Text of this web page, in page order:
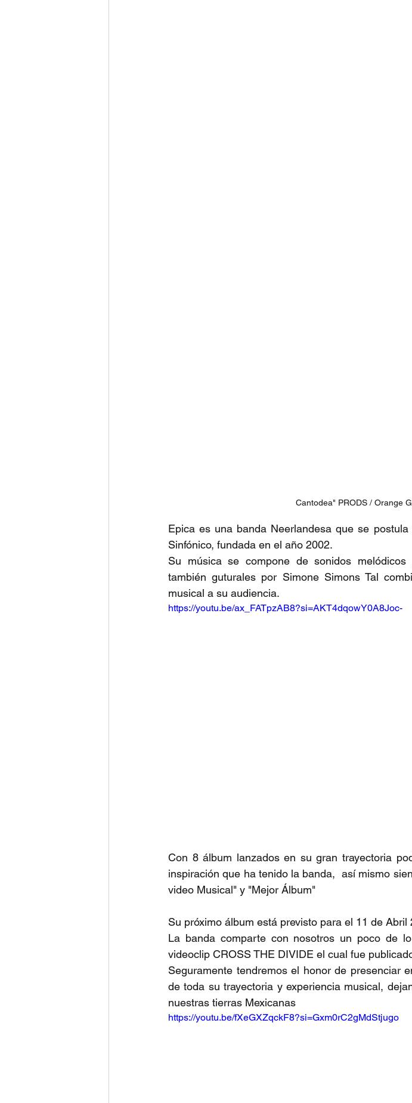
Cantodea" PRODS / Orange
Epica es una banda Neerlandesa que se
Sinfónico, fundada en el año 2002.
Su música se compone de sonidos
también guturales por Simone Simons Tal
musical a su audiencia.
https://youtu.be/ax_FATpzAB8?si=AKT4dqowY0A8Joc-
Con 8 álbum lanzados en su gran trayectoria
inspiración que ha tenido la banda,  así mismo
video Musical" y "Mejor Álbum"
Su próximo álbum está previsto para el 11 de
La banda comparte con nosotros un poco de
videoclip CROSS THE DIVIDE el cual fue
Seguramente tendremos el honor de presenciar
de toda su trayectoria y experiencia musical,
nuestras tierras Mexicanas
https://youtu.be/fXeGXZqckF8?si=Gxm0rC2gMdStjugo